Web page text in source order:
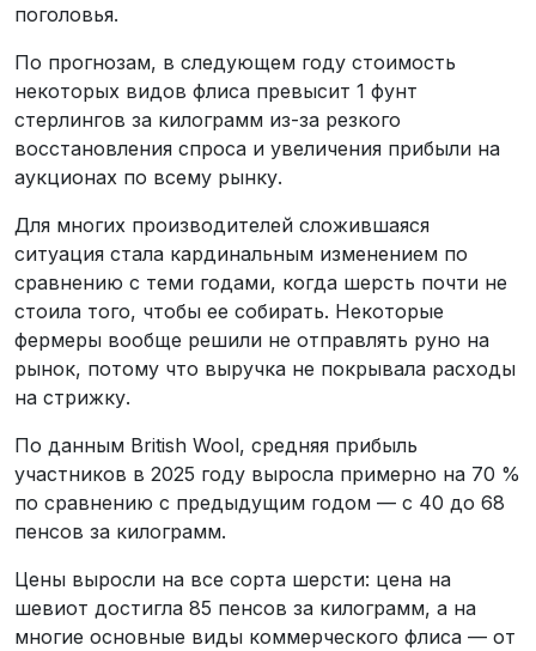
поголовья.
По прогнозам, в следующем году стоимость
некоторых видов флиса превысит 1 фунт
стерлингов за килограмм из-за резкого
восстановления спроса и увеличения прибыли на
аукционах по всему рынку.
Для многих производителей сложившаяся
ситуация стала кардинальным изменением по
сравнению с теми годами, когда шерсть почти не
стоила того, чтобы ее собирать. Некоторые
фермеры вообще решили не отправлять руно на
рынок, потому что выручка не покрывала расходы
на стрижку.
По данным British Wool, средняя прибыль
участников в 2025 году выросла примерно на 70 %
по сравнению с предыдущим годом — с 40 до 68
пенсов за килограмм.
Цены выросли на все сорта шерсти: цена на
шевиот достигла 85 пенсов за килограмм, а на
многие основные виды коммерческого флиса — от